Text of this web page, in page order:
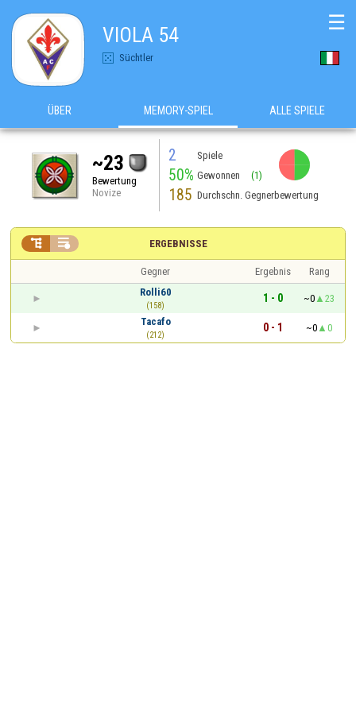
VIOLA 54
Süchtler
☰
ÜBER MEMORY-SPIEL ALLE SPIELE
~23
Bewertung
Novize
2 Spiele
50% Gewonnen (1)
185 Durchschn. Gegnerbewertung
ERGEBNISSE
 
Gegner Ergebnis
Rang
Rolli60
(158)
1 - 0 ~0
23
Tacafo
(212)
0 - 1 ~0 0